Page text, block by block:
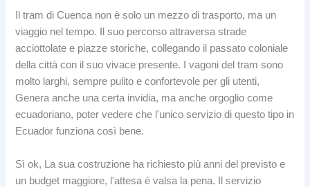
Il tram di Cuenca non è solo un mezzo di trasporto, ma un
viaggio nel tempo. Il suo percorso attraversa strade
acciottolate e piazze storiche, collegando il passato coloniale
della città con il suo vivace presente. I vagoni del tram sono
molto larghi, sempre pulito e confortevole per gli utenti,
Genera anche una certa invidia, ma anche orgoglio come
ecuadoriano, poter vedere che l'unico servizio di questo tipo in
Ecuador funziona così bene.
Sì ok, La sua costruzione ha richiesto più anni del previsto e
un budget maggiore, l'attesa è valsa la pena. Il servizio